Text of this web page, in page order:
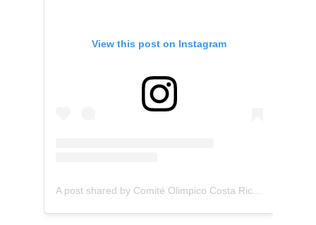
View this post on Instagram
A post shared by Comité Olimpico Costa Rica (@comiteolimpicocr)